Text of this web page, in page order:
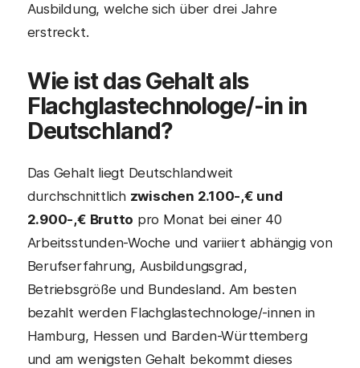
Ausbildung, welche sich über drei Jahre
erstreckt.
Wie ist das Gehalt als
Flachglastechnologe/-in in
Deutschland?
Das Gehalt liegt Deutschlandweit
durchschnittlich zwischen 2.100-,€ und
2.900-,€ Brutto pro Monat bei einer 40
Arbeitsstunden-Woche und variiert abhängig von
Berufserfahrung, Ausbildungsgrad,
Betriebsgröße und Bundesland. Am besten
bezahlt werden Flachglastechnologe/-innen in
Hamburg, Hessen und Barden-Württemberg
und am wenigsten Gehalt bekommt dieses